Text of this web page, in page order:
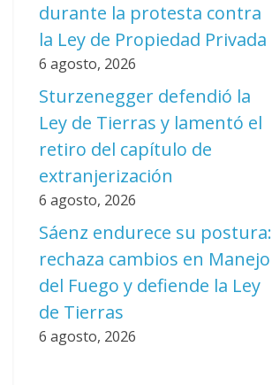
durante la protesta contra
la Ley de Propiedad Privada
6 agosto, 2026
Sturzenegger defendió la
Ley de Tierras y lamentó el
retiro del capítulo de
extranjerización
6 agosto, 2026
Sáenz endurece su postura:
rechaza cambios en Manejo
del Fuego y defiende la Ley
de Tierras
6 agosto, 2026